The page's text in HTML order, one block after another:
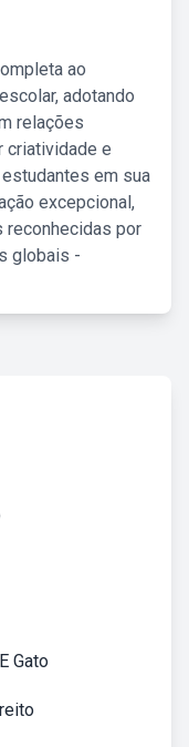
ao
adotando
relações
criatividade e
em sua
excepcional,
reconhecidas por
globais -
Gato